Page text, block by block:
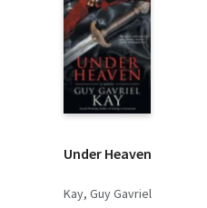
Under Heaven
Kay, Guy Gavriel